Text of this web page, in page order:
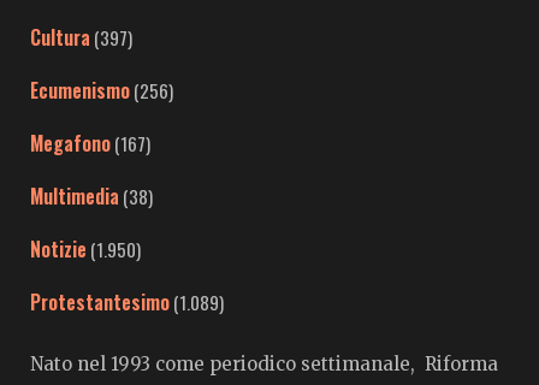
Cultura (397)
Ecumenismo(256)
Megafono(167)
Multimedia (38)
Notizie (1.950)
Protestantesimo(1.089)
Nato nel 1993 come periodico settimanale, Riforma